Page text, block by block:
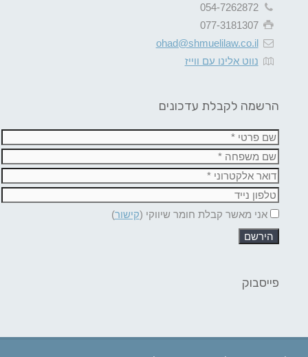
054-7262872
077-3181307
ohad@shmuelilaw.co.il
נווט אלינו עם ווייז
הרשמה לקבלת עדכונים
אני מאשר קבלת חומר שיווקי (קישור)
פייסבוק